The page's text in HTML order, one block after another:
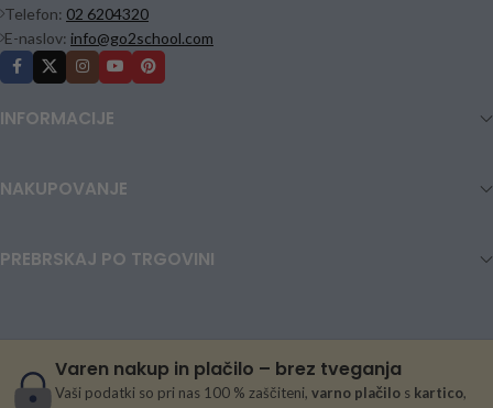
Telefon: 02 6204320
E-naslov: info@go2school.com
INFORMACIJE
NAKUPOVANJE
PREBRSKAJ PO TRGOVINI
Varen nakup in plačilo – brez tveganja
Vaši podatki so pri nas 100 % zaščiteni, varno plačilo s kartico,